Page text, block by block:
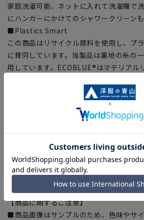
家庭洗濯可能、ネットに入れて洗濯機で
にハンガーにかけてのシャワークリーンも
■Plastics Smart
この商品はリサイクル原料を使用し、プ
に賛同しています。当製品は裏地の糸の
用しています。ECOBLUE®はマテリアル
【シルエット】《細め(スリム)》 (当社比)
裾上げテープ:SUSOTAPE010
※こちらの商品は在庫切れの場合がござ
【商品に関するご注意】
■商品画像はサンプルのため、色味やサ